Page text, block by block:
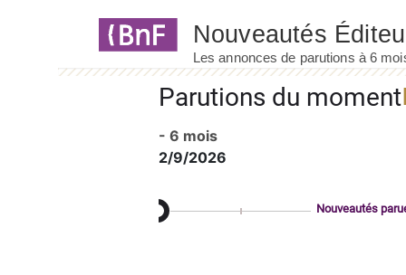
Parutions du moment
- 6 mois
2/9/2026
Nouveautés